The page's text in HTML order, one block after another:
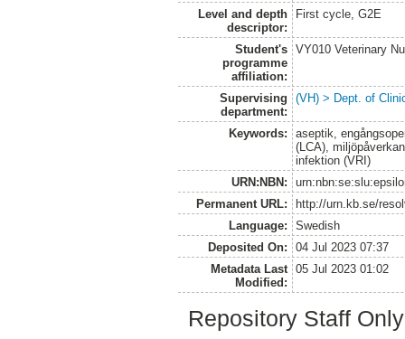
Level and depth
descriptor:
First cycle, G2E
Student's
programme
affiliation:
VY010 Veterinary
Supervising
department:
(VH) > Dept. of
Keywords:
aseptik,
(LCA),
infektion (VRI)
URN:NBN:
Permanent URL:
http://urn.kb.se/
Language:
Swedish
Deposited On:
04 Jul 2023 07:37
Metadata Last
Modified:
05 Jul 2023 01:02
Repository Staff